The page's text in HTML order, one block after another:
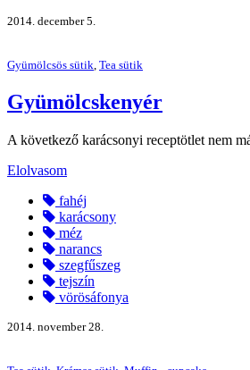
2014. december 5.
Gyümölcsös sütik, Tea sütik
Gyümölcskenyér
A következő karácsonyi receptötlet nem
Elolvasom
fahéj
karácsony
méz
narancs
szegfűszeg
tejszín
vörösáfonya
2014. november 28.